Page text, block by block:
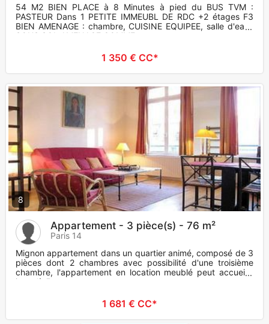
54 M2 BIEN PLACE à 8 Minutes à pied du BUS TVM :
PASTEUR Dans 1 PETITE IMMEUBL DE RDC +2 étages F3
BIEN AMENAGE : chambre, CUISINE EQUIPEE, salle d'eau?
SOUS SOL AMENAGE COMME
1 350 € CC*
8
Appartement - 3 pièce(s) - 76 m²
Paris 14
Mignon appartement dans un quartier animé, composé de 3
pièces dont 2 chambres avec possibilité d'une troisième
chambre, l'appartement en location meublé peut accueillir
jusqu'à 5
1 681 € CC*